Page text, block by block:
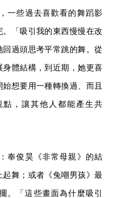
一些過去喜歡看的舞蹈影
「吸引我的東西慢慢在改
過頭思考平常跳的舞。從
體結構，到近期，她更喜
想要用一種轉換過、而且
，讓其他人都能產生共
奉俊昊《非常母親》的結
舞；或者《兔嘲男孩》最
。「這些畫面為什麼吸引